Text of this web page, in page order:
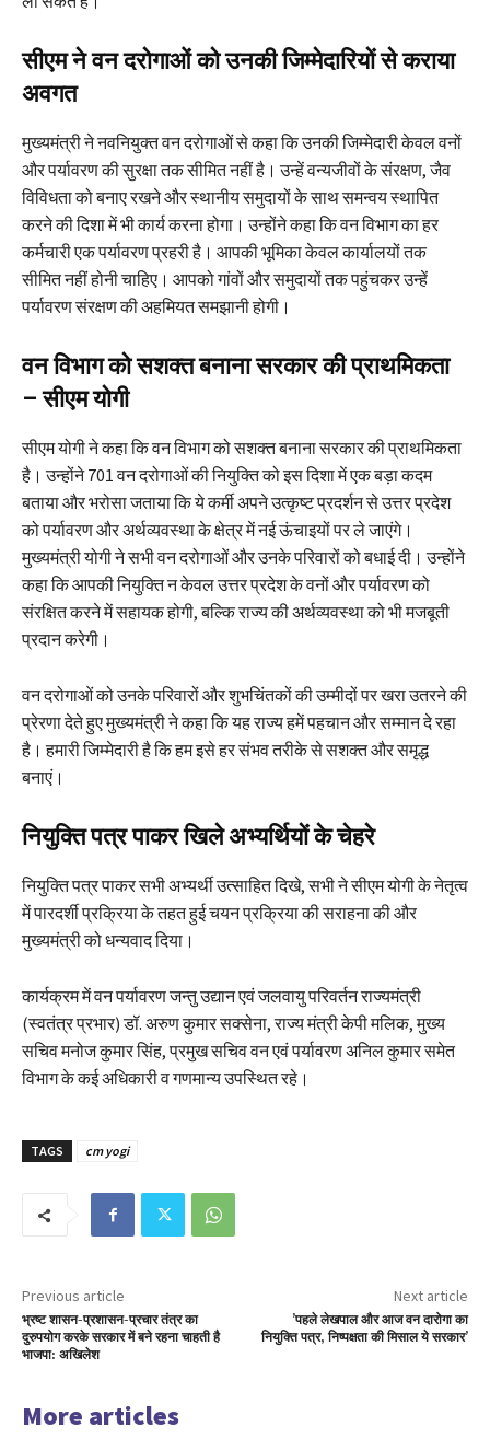
सीएम ने वन दरोगाओं को उनकी जिम्मेदारियों से कराया
अवगत
मुख्यमंत्री ने नवनियुक्त वन दरोगाओं से कहा कि उनकी जिम्मेदारी केवल वनों
और पर्यावरण की सुरक्षा तक सीमित नहीं है। उन्हें वन्यजीवों के संरक्षण, जैव
विविधता को बनाए रखने और स्थानीय समुदायों के साथ समन्वय स्थापित
करने की दिशा में भी कार्य करना होगा। उन्होंने कहा कि वन विभाग का हर
कर्मचारी एक पर्यावरण प्रहरी है। आपकी भूमिका केवल कार्यालयों तक
सीमित नहीं होनी चाहिए। आपको गांवों और समुदायों तक पहुंचकर उन्हें
पर्यावरण संरक्षण की अहमियत समझानी होगी।
वन विभाग को सशक्त बनाना सरकार की प्राथमिकता
– सीएम योगी
सीएम योगी ने कहा कि वन विभाग को सशक्त बनाना सरकार की प्राथमिकता
है। उन्होंने 701 वन दरोगाओं की नियुक्ति को इस दिशा में एक बड़ा कदम
बताया और भरोसा जताया कि ये कर्मी अपने उत्कृष्ट प्रदर्शन से उत्तर प्रदेश
को पर्यावरण और अर्थव्यवस्था के क्षेत्र में नई ऊंचाइयों पर ले जाएंगे।
मुख्यमंत्री योगी ने सभी वन दरोगाओं और उनके परिवारों को बधाई दी। उन्होंने
कहा कि आपकी नियुक्ति न केवल उत्तर प्रदेश के वनों और पर्यावरण को
संरक्षित करने में सहायक होगी, बल्कि राज्य की अर्थव्यवस्था को भी मजबूती
प्रदान करेगी।
वन दरोगाओं को उनके परिवारों और शुभचिंतकों की उम्मीदों पर खरा उतरने की
प्रेरणा देते हुए मुख्यमंत्री ने कहा कि यह राज्य हमें पहचान और सम्मान दे रहा
है। हमारी जिम्मेदारी है कि हम इसे हर संभव तरीके से सशक्त और समृद्ध
बनाएं।
नियुक्ति पत्र पाकर खिले अभ्यर्थियों के चेहरे
नियुक्ति पत्र पाकर सभी अभ्यर्थी उत्साहित दिखे, सभी ने सीएम योगी के नेतृत्व
में पारदर्शी प्रक्रिया के तहत हुई चयन प्रक्रिया की सराहना की और
मुख्यमंत्री को धन्यवाद दिया।
कार्यक्रम में वन पर्यावरण जन्तु उद्यान एवं जलवायु परिवर्तन राज्यमंत्री
(स्वतंत्र प्रभार) डॉ. अरुण कुमार सक्सेना, राज्य मंत्री केपी मलिक, मुख्य
सचिव मनोज कुमार सिंह, प्रमुख सचिव वन एवं पर्यावरण अनिल कुमार समेत
विभाग के कई अधिकारी व गणमान्य उपस्थित रहे।
TAGS cm yogi
Previous article
भ्रष्ट शासन-प्रशासन-प्रचार तंत्र का
दुरुपयोग करके सरकार में बने रहना चाहती है
भाजपा: अखिलेश
Next article
’पहले लेखपाल और आज वन दारोगा का
नियुक्ति पत्र, निष्पक्षता की मिसाल ये सरकार’
More articles